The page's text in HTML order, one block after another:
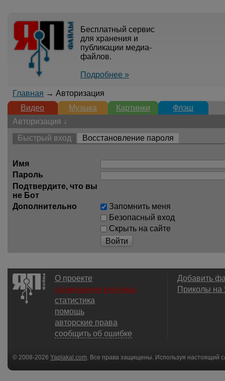
Бесплатный сервис
для хранения и
публикации медиа-
файлов.
Подробнее »
Главная → Авторизация
Видео
Музыка Картинки
Флэш
Авторизация ↓
Быстрый вход
Восстановление пароля
Имя
Пароль
Подтвердите, что вы
не Бот
Дополнительно
Запомнить меня
Безопасный вход
Скрыть на сайте
Войти
О проекте
размещение рекламы
статистика
помощь
авторские права
сообщить об ошибке
Добавить
Приколы
© 2008-2026 Yaplakal.com . Все права защищены. Используя настоящий
соглашения.